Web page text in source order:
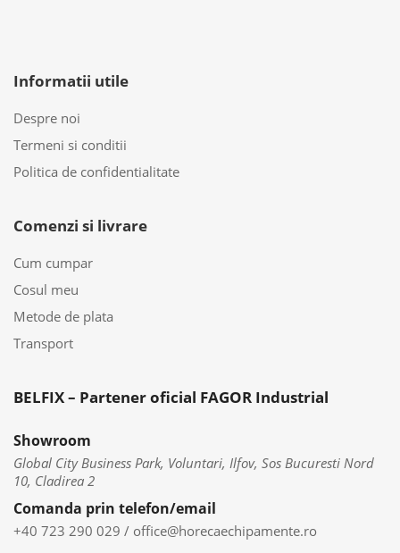
Informatii utile
Despre noi
Termeni si conditii
Politica de confidentialitate
Comenzi si livrare
Cum cumpar
Cosul meu
Metode de plata
Transport
BELFIX – Partener oficial FAGOR Industrial
Showroom
Global City Business Park, Voluntari, Ilfov, Sos Bucuresti Nord
10, Cladirea 2
Comanda prin telefon/email
+40 723 290 029 / office@horecaechipamente.ro